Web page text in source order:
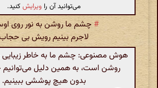
می‌توانید آن را ویرایشکنید.
# چشم ما روشن به نور روی
لاجرم بینیم رویش بی
هوش مصنوعی: چشم ما به خاطر زیبایی
روشن است، به همین دلیل می‌توانیم
بدون هیچ پوششی ببینیم.